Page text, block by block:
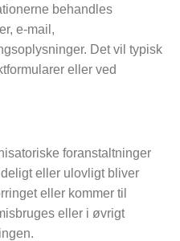
behandles
e-mail,
Det vil typisk
eller ved
foranstaltninger
eller ulovligt bliver
eller kommer til
eller i øvrigt